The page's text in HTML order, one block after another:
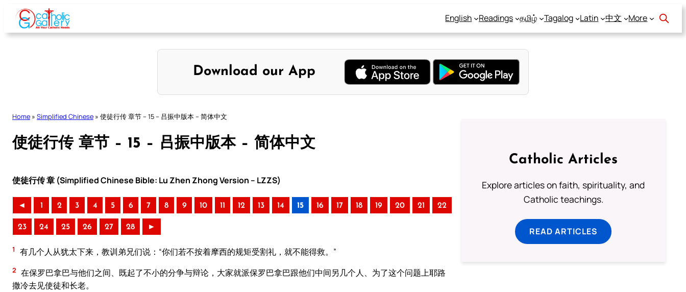
Skip
content
English Readings தமிழ் Tagalog Latin 中文 More
Download our App
Home » Simplified Chinese » 使徒行传 章节 – 15 – 吕振中版本 – 简体中文
使徒行传 章节 – 15 – 吕振中版本 – 简体中文
使徒行传 章 (Simplified Chinese Bible: Lu Zhen Zhong Version – LZZS)
◄ 1 2 3 4 5 6 7 8 9 10 11 12 13 14 15 16 17 18 19 20 21 22
23 24 25 26 27 28 ►
1 有几个人从犹太下来，教训弟兄们说：“你们若不按着摩西的规矩受割礼，就不能得救。”
2 在保罗巴拿巴与他们之间、既起了不小的分争与辩论，大家就派保罗巴拿巴跟他们中间另几个人、为了这个问题上耶路
撒冷去见使徒和长老。
Catholic Articles
Explore articles on faith, spirituality, and
Catholic teachings.
READ ARTICLES